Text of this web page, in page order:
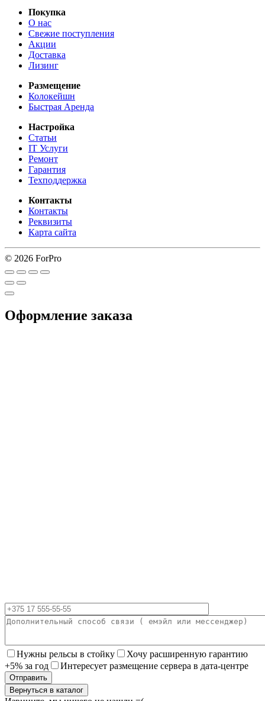
Покупка
О нас
Свежие поступления
Акции
Доставка
Лизинг
Размещение
Колокейшн
Быстрая Аренда
Настройка
Статьи
IT Услуги
Ремонт
Гарантия
Техподдержка
Контакты
Контакты
Реквизиты
Карта сайта
© 2026 ForPro
Оформление заказа
Нужны рельсы в стойку
Хочу расширенную гарантию
+5% за год
Интересует размещение сервера в дата-центре
Вернуться в каталог